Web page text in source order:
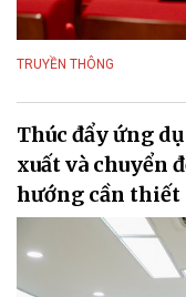
TRUYỀN THÔNG
Thúc đẩy ứng
xuất và chuyển
hướng cần thiết